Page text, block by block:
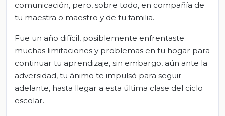
comunicación, pero, sobre todo, en compañía de
tu maestra o maestro y de tu familia.
Fue un año difícil, posiblemente enfrentaste
muchas limitaciones y problemas en tu hogar para
continuar tu aprendizaje, sin embargo, aún ante la
adversidad, tu ánimo te impulsó para seguir
adelante, hasta llegar a esta última clase del ciclo
escolar.